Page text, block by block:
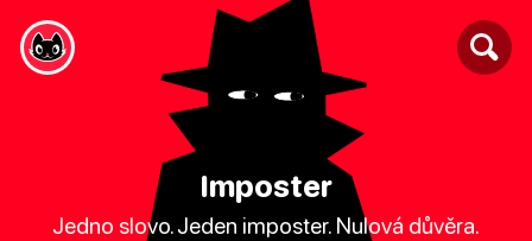
Imposter
Jedno slovo. Jeden imposter. Nulová důvěra.